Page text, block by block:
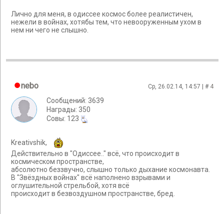
Лично для меня, в одиссее космос более реалистичен,
нежели в войнах, хотябы тем, что невооруженным ухом в
нем ни чего не слышно.
nebo Ср, 26.02.14, 14:57 | # 4
Сообщений: 3639
Награды: 350
Cовы: 123
Kreativshik,
Действительно в "Одиссее.." всё, что происходит в
космическом пространстве,
абсолютно беззвучно, слышно только дыхание космонавта.
В "Звёздных войнах" всё наполнено взрывами и
оглушительной стрельбой, хотя всё
происходит в безвоздушном пространстве, бред.